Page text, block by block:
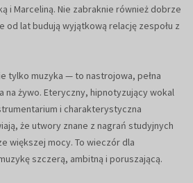
i Marceliną. Nie zabraknie również dobrze
od lat budują wyjątkową relację zespołu z
tylko muzyka — to nastrojowa, pełna
na żywo. Eteryczny, hipnotyzujący wokal
i charakterystyczna
że utwory znane z nagrań studyjnych
większej mocy. To wieczór dla
szczerą, ambitną i poruszającą.